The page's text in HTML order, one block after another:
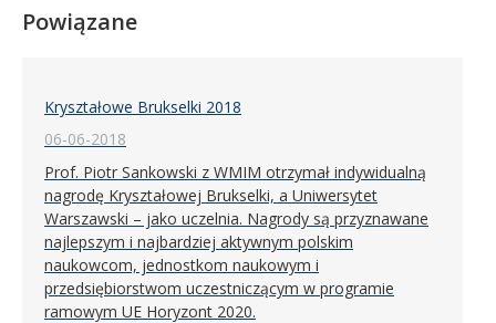
Powiązane
Kryształowe Brukselki 2018
06-06-2018
Prof. Piotr Sankowski z WMIM otrzymał indywidualną
nagrodę Kryształowej Brukselki, a Uniwersytet
Warszawski – jako uczelnia. Nagrody są przyznawane
najlepszym i najbardziej aktywnym polskim
naukowcom, jednostkom naukowym i
przedsiębiorstwom uczestniczącym w programie
ramowym UE Horyzont 2020.